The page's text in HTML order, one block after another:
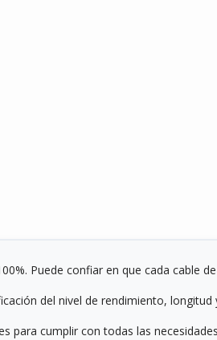
Puede confiar en que cada cable
del nivel de rendimiento,
para cumplir con todas las